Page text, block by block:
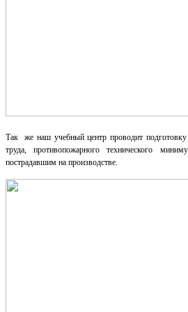
Так же наш учебный центр проводит
труда, противопожарного технического
пострадавшим на производстве.